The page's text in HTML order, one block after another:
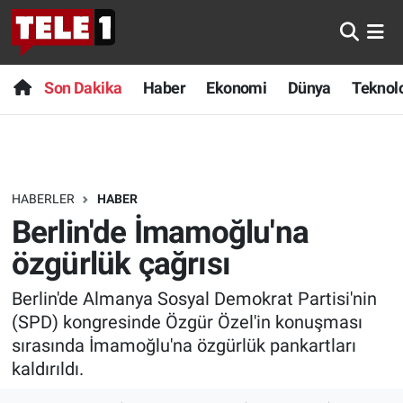
Son Dakika Haber Ekonomi Dünya
HABERLER HABER
Berlin'de İmamoğlu'na
özgürlük çağrısı
Berlin'de Almanya Sosyal Demokrat Partisi'nin
(SPD) kongresinde Özgür Özel'in konuşması
sırasında İmamoğlu'na özgürlük pankartları
kaldırıldı.
Anında Manşet
Başka Sohbetler
Bilim turu
Bilim ve Teknoloji Evreni
Doğa Konuşuyor
Dünya
Son Dakika
Haber
Dünya
Teknoloji
Sağlık
Spor
Nöbetçi Eczaneler
Hava Durumu
Trafik Durumu
Süper Lig Puan Durumu ve Fikstür
Tüm Manşetler
Son Dakika Haberleri